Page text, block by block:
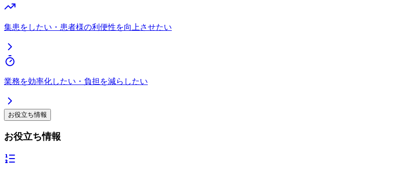
集患をしたい・患者様の利便性を向上させたい
業務を効率化したい・負担を減らしたい
お役立ち情報
お役立ち情報